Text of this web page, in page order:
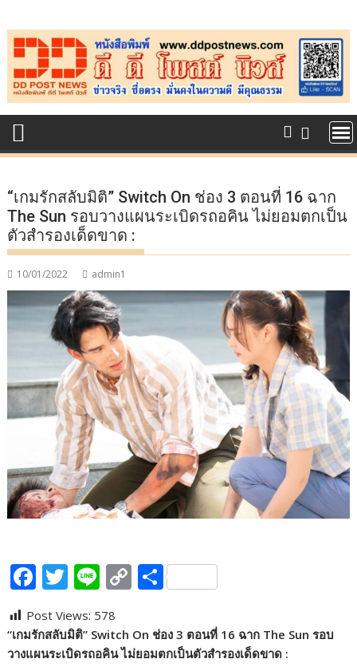
to
content
“เกมรักสลับมิติ” Switch On ช่อง 3 ตอนที่ 16 ฉาก
The Sun รอบวางแผนระเบิดรถอคิน ไม่ยอมตกเป็น
ตัวสำรองเด็ดขาด :
10/01/2022 admin1
F
ac
e
b
T
w
itt
er
Li
n
e
C
o
p
y
S
h
ar
e
Post Views: 578
“เกมรักสลับมิติ” Switch On ช่อง 3 ตอนที่ 16 ฉาก The Sun รอบ
วางแผนระเบิดรถอคิน ไม่ยอมตกเป็นตัวสำรองเด็ดขาด :